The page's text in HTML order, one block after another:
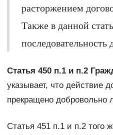
расторжением
Также в данной
Статья 450 п.1 и п.2
указывает, что действие
прекращено добровольно
Статья 451 п.1 и п.2 того